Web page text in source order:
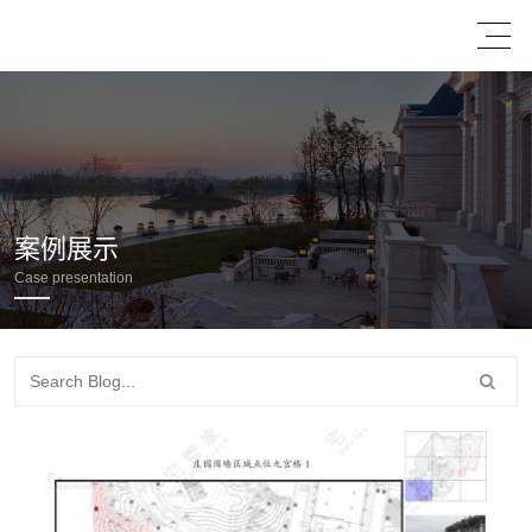
案例展示
Case presentation